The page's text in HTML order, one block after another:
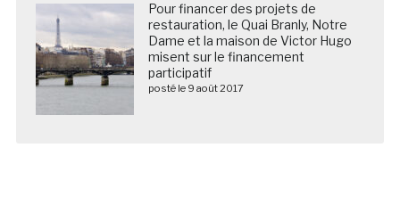
Pour financer des projets de
restauration, le Quai Branly, Notre
Dame et la maison de Victor Hugo
misent sur le financement
participatif
posté le 9 août 2017